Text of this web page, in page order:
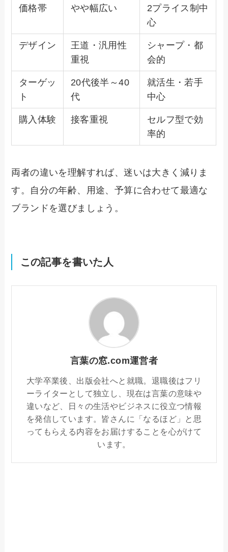
価格帯 やや幅広い
2プライス制中
心
デザイン
王道・汎用性
重視
シャープ・都
会的
ターゲッ
ト
20代後半～40
代
就活生・若手
中心
購入体験 接客重視
セルフ型で効
率的
両者の違いを理解すれば、迷いは大きく減りま
す。自分の年齢、用途、予算に合わせて最適な
ブランドを選びましょう。
この記事を書いた人
言葉の窓.com運営者
大学卒業後、出版会社へと就職。退職後はフリ
ーライターとして独立し、現在は言葉の意味や
違いなど、日々の生活やビジネスに役立つ情報
を発信しています。皆さんに「なるほど」と思
ってもらえる内容をお届けすることを心がけて
います。